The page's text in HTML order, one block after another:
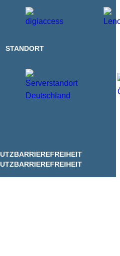
STANDORT
BARRIEREFREIHEIT
BARRIEREFREIHEIT